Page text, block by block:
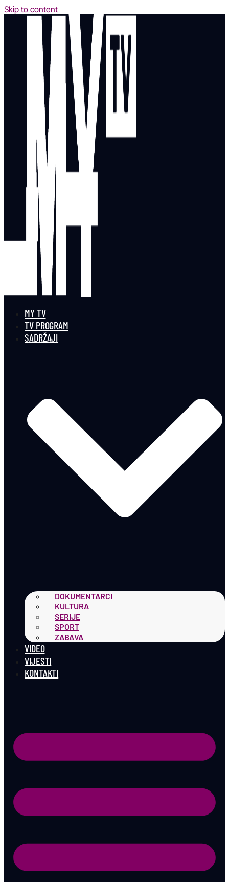
Skip to content
MY TV
TV PROGRAM
SADRŽAJI
DOKUMENTARCI
KULTURA
SERIJE
SPORT
ZABAVA
VIDEO
VIJESTI
KONTAKTI